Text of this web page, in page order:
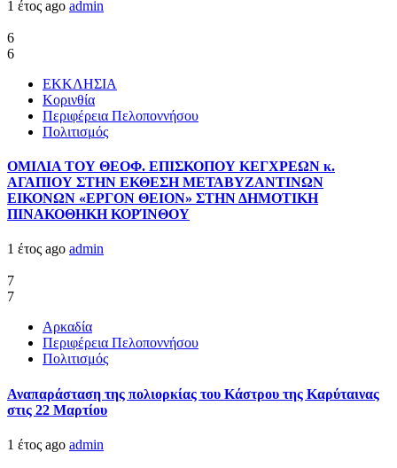
1 έτος ago admin
6
6
ΕΚΚΛΗΣΙΑ
Κορινθία
Περιφέρεια Πελοποννήσου
Πολιτισμός
ΟΜΙΛΙΑ ΤΟΥ ΘΕΟΦ. ΕΠΙΣΚΟΠΟΥ ΚΕΓΧΡΕΩΝ κ.
ΑΓΑΠΙΟΥ ΣΤΗΝ ΕΚΘΕΣΗ ΜΕΤΑΒΥΖΑΝΤΙΝΩΝ
ΕΙΚΟΝΩΝ «ΕΡΓΟΝ ΘΕΙΟΝ» ΣΤΗΝ ΔΗΜΟΤΙΚΗ
ΠΙΝΑΚΟΘΗΚΗ ΚΟΡΊΝΘΟΥ
1 έτος ago admin
7
7
Αρκαδία
Περιφέρεια Πελοποννήσου
Πολιτισμός
Αναπαράσταση της πολιορκίας του Κάστρου της Καρύταινας
στις 22 Μαρτίου
1 έτος ago admin